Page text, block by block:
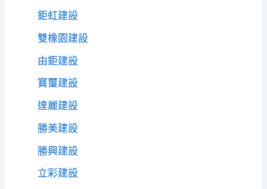
鉅虹建設
雙橡園建設
由鉅建設
寶璽建設
達麗建設
勝美建設
勝興建設
立彩建設